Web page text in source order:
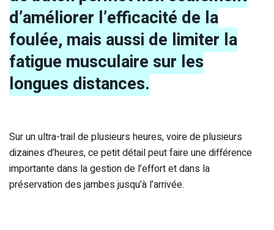
d’améliorer l’efficacité de la
foulée, mais aussi de limiter la
fatigue musculaire sur les
longues distances.
Sur un ultra-trail de plusieurs heures, voire de plusieurs
dizaines d’heures, ce petit détail peut faire une différence
importante dans la gestion de l’effort et dans la
préservation des jambes jusqu’à l’arrivée.